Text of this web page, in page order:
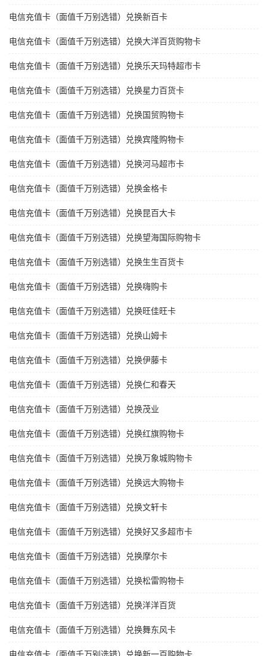
电信充值卡（面值千万别选错）兑换新百卡
电信充值卡（面值千万别选错）兑换大洋百货购物卡
电信充值卡（面值千万别选错）兑换乐天玛特超市卡
电信充值卡（面值千万别选错）兑换星力百货卡
电信充值卡（面值千万别选错）兑换国贸购物卡
电信充值卡（面值千万别选错）兑换宾隆购物卡
电信充值卡（面值千万别选错）兑换河马超市卡
电信充值卡（面值千万别选错）兑换金格卡
电信充值卡（面值千万别选错）兑换昆百大卡
电信充值卡（面值千万别选错）兑换望海国际购物卡
电信充值卡（面值千万别选错）兑换生生百货卡
电信充值卡（面值千万别选错）兑换嗨购卡
电信充值卡（面值千万别选错）兑换旺佳旺卡
电信充值卡（面值千万别选错）兑换山姆卡
电信充值卡（面值千万别选错）兑换伊藤卡
电信充值卡（面值千万别选错）兑换仁和春天
电信充值卡（面值千万别选错）兑换茂业
电信充值卡（面值千万别选错）兑换红旗购物卡
电信充值卡（面值千万别选错）兑换万象城购物卡
电信充值卡（面值千万别选错）兑换远大购物卡
电信充值卡（面值千万别选错）兑换文轩卡
电信充值卡（面值千万别选错）兑换好又多超市卡
电信充值卡（面值千万别选错）兑换摩尔卡
电信充值卡（面值千万别选错）兑换松雷购物卡
电信充值卡（面值千万别选错）兑换洋洋百货
电信充值卡（面值千万别选错）兑换舞东风卡